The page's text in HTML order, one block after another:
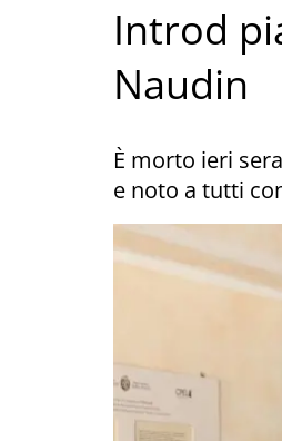
Introd
Naudin
È morto ieri
e noto a tutti